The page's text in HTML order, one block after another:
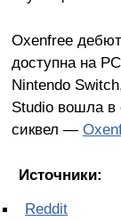
Oxenfree
доступна на
Nintendo
Studio вошла в
сиквел —
Источники:
Reddit